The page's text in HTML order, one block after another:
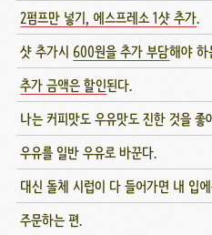
2펌프만 넣기, 에스프레소 1샷 추가.
샷 추가시 600원을 추가 부담해야
추가 금액은 할인된다.
나는 커피맛도 우유맛도 진한 것을
우유를 일반 우유로 바꾼다.
대신 돌체 시럽이 다 들어가면 내 입
주문하는 편.